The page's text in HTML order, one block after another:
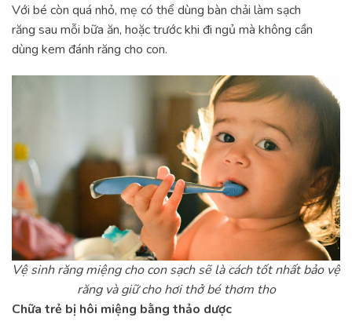
Với bé còn quá nhỏ, mẹ có thể dùng bàn chải làm sạch
răng sau mỗi bữa ăn, hoặc trước khi đi ngủ mà không cần
dùng kem đánh răng cho con.
Vệ sinh răng miệng cho con sạch sẽ là cách tốt nhất bảo vệ
răng và giữ cho hơi thở bé thơm tho
Chữa trẻ bị hôi miệng bằng thảo dược